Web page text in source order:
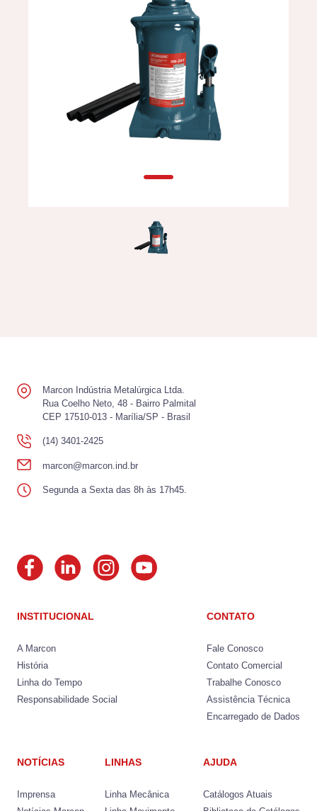
Marcon Indústria Metalúrgica Ltda.
Rua Coelho Neto, 48 - Bairro Palmital
CEP 17510-013 - Marília/SP - Brasil
(14) 3401-2425
marcon@marcon.ind.br
Segunda a Sexta das 8h às 17h45.
INSTITUCIONAL
A Marcon
História
Linha do Tempo
Responsabilidade Social
CONTATO
Fale Conosco
Contato Comercial
Trabalhe Conosco
Assistência Técnica
Encarregado de Dados
NOTÍCIAS
Imprensa
LINHAS
Linha Mecânica
AJUDA
Catálogos Atuais